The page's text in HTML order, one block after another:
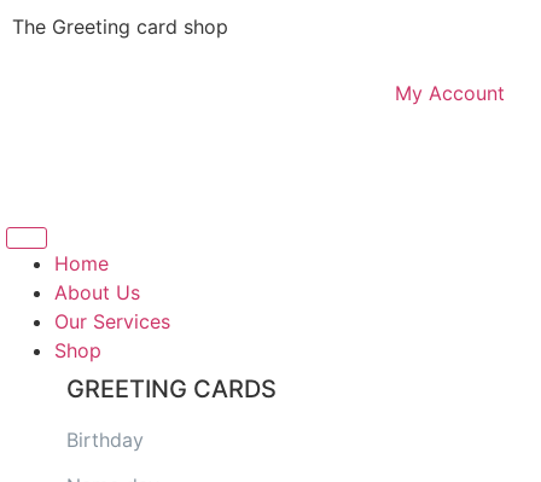
The Greeting card shop
My Account
Home
About Us
Our Services
Shop
GREETING CARDS
Birthday